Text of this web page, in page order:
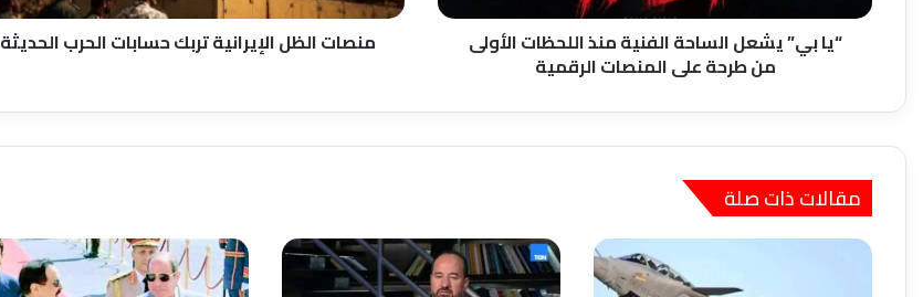
من
طرحة
الرقمية
“يا بي” يشعل الساحة الفنية منذ اللحظات الأولى
من طرحة على المنصات الرقمية
منصات الظل الإيرانية تربك حسابات الحرب الحديثة
مقالات ذات صلة